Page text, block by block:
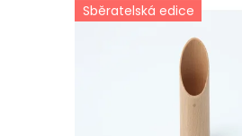
Sběratelská edice